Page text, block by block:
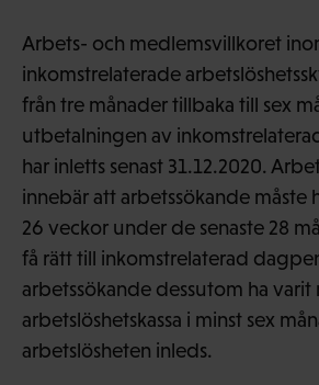
Arbets- och medlemsvillkoret
inkomstrelaterade
från tre månader tillbaka till sex
utbetalningen av
har inletts senast 31.12.2020.
innebär att arbetssökande måste
26 veckor under de senaste 28
få rätt till inkomstrelaterad
arbetssökande dessutom ha varit
arbetslöshetskassa i minst sex
arbetslösheten inleds.